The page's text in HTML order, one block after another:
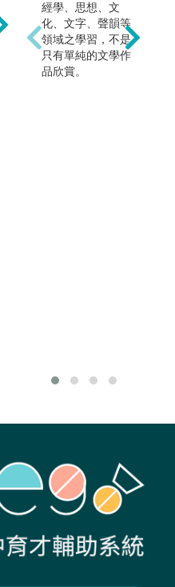
師或文化行政，事
實上歷史學類的出
路廣得很，例如：
歷史學家、出版社
編輯、新聞雜誌與
經學、思想、文
化、文字、聲韻等
領域之學習，不是
只有單純的文學作
品欣賞。